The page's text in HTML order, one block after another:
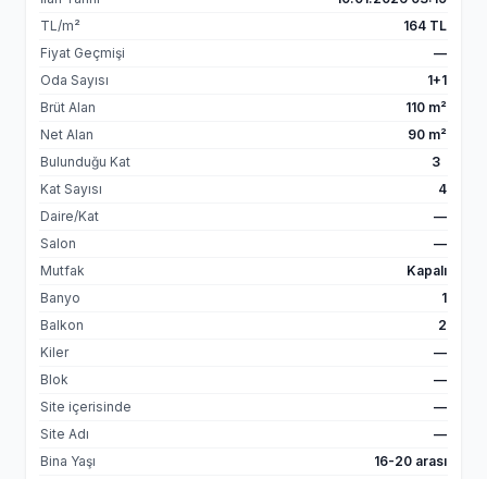
TL/m²
164 TL
Fiyat Geçmişi
—
Oda Sayısı
1+1
Brüt Alan
110 m²
Net Alan
90 m²
Bulunduğu Kat
3
Kat Sayısı
4
Daire/Kat
—
Salon
—
Mutfak
Kapalı
Banyo
1
Balkon
2
Kiler
—
Blok
—
Site içerisinde
—
Site Adı
—
Bina Yaşı
16-20 arası